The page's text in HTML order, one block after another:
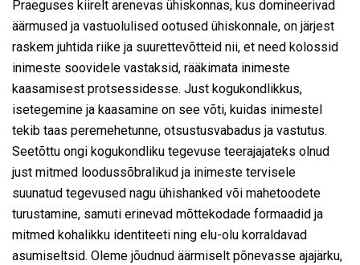
Praeguses kiirelt arenevas ühiskonnas, kus domineerivad
äärmused ja vastuolulised ootused ühiskonnale, on järjest
raskem juhtida riike ja suurettevõtteid nii, et need kolossid
inimeste soovidele vastaksid, rääkimata inimeste
kaasamisest protsessidesse. Just kogukondlikkus,
isetegemine ja kaasamine on see võti, kuidas inimestel
tekib taas peremehetunne, otsustusvabadus ja vastutus.
Seetõttu ongi kogukondliku tegevuse teerajajateks olnud
just mitmed loodussõbralikud ja inimeste tervisele
suunatud tegevused nagu ühishanked või mahetoodete
turustamine, samuti erinevad mõttekodade formaadid ja
mitmed kohalikku identiteeti ning elu-olu korraldavad
asumiseltsid. Oleme jõudnud äärmiselt põnevasse ajajärku,